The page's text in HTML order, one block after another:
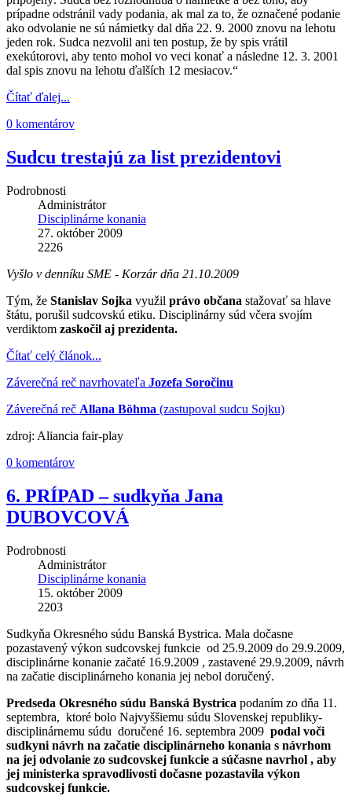
prípadne odstránil vady podania, ak mal za to, že označené podanie
ako odvolanie ne sú námietky dal dňa 22. 9. 2000 znovu na lehotu
jeden rok. Sudca nezvolil ani ten postup, že by spis vrátil
exekútorovi, aby tento mohol vo veci konať a následne 12. 3. 2001
dal spis znovu na lehotu ďalších 12 mesiacov.“
Čítať ďalej...
0 komentárov
Sudcu trestajú za list prezidentovi
Podrobnosti
Administrátor
Disciplinárne konania
27. október 2009
2226
Vyšlo v denníku SME - Korzár dňa 21.10.2009
Tým, že Stanislav Sojka využil právo občana stažovať sa hlave
štátu, porušil sudcovskú etiku. Disciplinárny súd včera svojím
verdiktom zaskočil aj prezidenta.
Čítať celý článok...
Záverečná reč navrhovateľa Jozefa Soročinu
Záverečná reč Allana Böhma (zastupoval sudcu Sojku)
zdroj: Aliancia fair-play
0 komentárov
6. PRÍPAD – sudkyňa Jana
DUBOVCOVÁ
Podrobnosti
Administrátor
Disciplinárne konania
15. október 2009
2203
Sudkyňa Okresného súdu Banská Bystrica. Mala dočasne
pozastavený výkon sudcovskej funkcie od 25.9.2009 do 29.9.2009,
disciplinárne konanie začaté 16.9.2009 , zastavené 29.9.2009, návrh
na začatie disciplinárneho konania jej nebol doručený.
Predseda Okresného súdu Banská Bystrica podaním zo dňa 11.
septembra, ktoré bolo Najvyššiemu súdu Slovenskej republiky-
disciplinárnemu súdu doručené 16. septembra 2009 podal voči
sudkyni návrh na začatie disciplinárneho konania s návrhom
na jej odvolanie zo sudcovskej funkcie a súčasne navrhol , aby
jej ministerka spravodlivosti dočasne pozastavila výkon
sudcovskej funkcie.